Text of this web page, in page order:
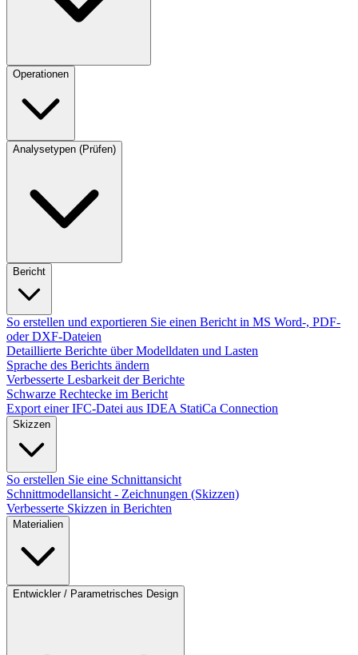
Operationen
Analysetypen (Prüfen)
Bericht
So erstellen und exportieren Sie einen Bericht in MS Word-, PDF-
oder DXF-Dateien
Detaillierte Berichte über Modelldaten und Lasten
Sprache des Berichts ändern
Verbesserte Lesbarkeit der Berichte
Schwarze Rechtecke im Bericht
Export einer IFC-Datei aus IDEA StatiCa Connection
Skizzen
So erstellen Sie eine Schnittansicht
Schnittmodellansicht - Zeichnungen (Skizzen)
Verbesserte Skizzen in Berichten
Materialien
Entwickler / Parametrisches Design